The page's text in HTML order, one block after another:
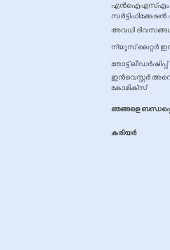
എൻഐഎസ്എം
സർട്ടിഫിക്കേഷൻ
അവധി
ന്യൂസ് ലെറ്റർ
തോട്ട് ലീഡർഷിപ്പ്
ഇൻവെസ്റ്റർ
കോമിക്‌സ്
ഞങ്ങളെ
കരിയർ